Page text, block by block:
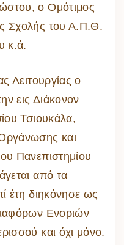
ο Ομότιμος
Σχολής του Α.Π.Θ.
κ.ά.
Λειτουργίας ο
εις Διάκονον
Τσιουκάλα,
και
Πανεπιστημίου
από τα
έτη διηκόνησε ως
Ενοριών
και όχι μόνο.